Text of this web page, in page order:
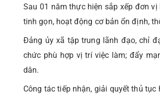
Sau 01 năm thực hiện sắp xếp đơn
tinh gọn, hoạt động cơ bản ổn định,
Đảng ủy xã tập trung lãnh đạo, chỉ
chức phù hợp vị trí việc làm; đẩy
dân.
Công tác tiếp nhận, giải quyết thủ